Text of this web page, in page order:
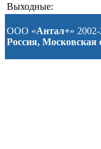
Выходные:
ООО «Антал+»
Россия, Московская